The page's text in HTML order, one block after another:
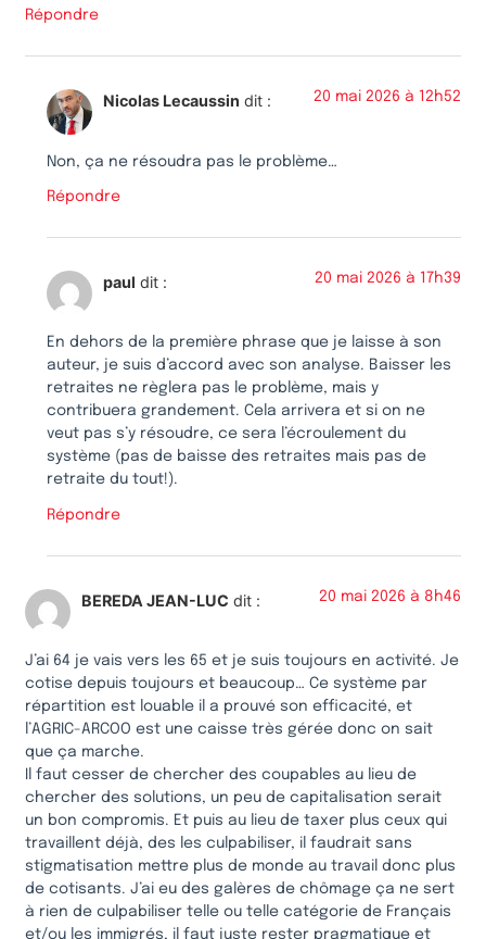
Répondre
Nicolas Lecaussin dit : 20 mai 2026 à 12h52
Non, ça ne résoudra pas le problème…
Répondre
paul dit : 20 mai 2026 à 17h39
En dehors de la première phrase que je laisse à son
auteur, je suis d’accord avec son analyse. Baisser les
retraites ne règlera pas le problème, mais y
contribuera grandement. Cela arrivera et si on ne
veut pas s’y résoudre, ce sera l’écroulement du
système (pas de baisse des retraites mais pas de
retraite du tout!).
Répondre
BEREDA JEAN-LUC dit : 20 mai 2026 à 8h46
J’ai 64 je vais vers les 65 et je suis toujours en activité. Je
cotise depuis toujours et beaucoup… Ce système par
répartition est louable il a prouvé son efficacité, et
l’AGRIC-ARCOO est une caisse très gérée donc on sait
que ça marche.
Il faut cesser de chercher des coupables au lieu de
chercher des solutions, un peu de capitalisation serait
un bon compromis. Et puis au lieu de taxer plus ceux qui
travaillent déjà, des les culpabiliser, il faudrait sans
stigmatisation mettre plus de monde au travail donc plus
de cotisants. J’ai eu des galères de chômage ça ne sert
à rien de culpabiliser telle ou telle catégorie de Français
et/ou les immigrés, il faut juste rester pragmatique et